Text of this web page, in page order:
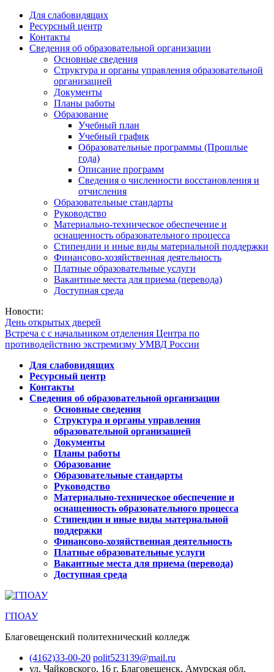
Для слабовидящих
Ресурсный центр
Контакты
Сведения об образовательной организации
Основные сведения
Структура и органы управления образовательной
организацией
Документы
Планы работы
Образование
Учебный план
Учебный график
Образовательные программы (Прошлые
года)
Описание программ
Сведения о численности восстановления и
отчисления
Образовательные стандарты
Руководство
Материально-техническое обеспечение и
оснащенность образовательного процесса
Стипендии и иные виды материальной поддержки
Финансово-хозяйственная деятельность
Платные образовательные услуги
Вакантные места для приема (перевода)
Доступная среда
Новости:
День открытых дверей
Встреча с с начальником отделения Центра по
противодействию экстремизму УМВД России
Для слабовидящих
Ресурсный центр
Контакты
Сведения об образовательной организации
Основные сведения
Структура и органы управления
образовательной организацией
Документы
Планы работы
Образование
Образовательные стандарты
Руководство
Материально-техническое обеспечение и
оснащенность образовательного процесса
Стипендии и иные виды материальной
поддержки
Финансово-хозяйственная деятельность
Платные образовательные услуги
Вакантные места для приема (перевода)
Доступная среда
ГПОАУ
Благовещенский политехнический колледж
(4162)33-00-20 polit523139@mail.ru
ул. Чайковского, 16 г. Благовещенск, Амурская обл.